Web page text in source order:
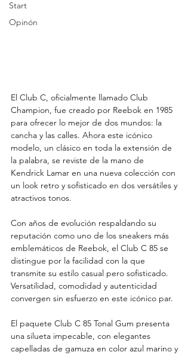
Start
Opinón
El Club C, oficialmente llamado Club
Champion, fue creado por Reebok en 1985
para ofrecer lo mejor de dos mundos: la
cancha y las calles. Ahora este icónico
modelo, un clásico en toda la extensión de
la palabra, se reviste de la mano de
Kendrick Lamar en una nueva colección con
un look retro y sofisticado en dos versátiles y
atractivos tonos.
Con años de evolución respaldando su
reputación como uno de los sneakers más
emblemáticos de Reebok, el Club C 85 se
distingue por la facilidad con la que
transmite su estilo casual pero sofisticado.
Versatilidad, comodidad y autenticidad
convergen sin esfuerzo en este icónico par.
El paquete Club C 85 Tonal Gum presenta
una silueta impecable, con elegantes
capelladas de gamuza en color azul marino y